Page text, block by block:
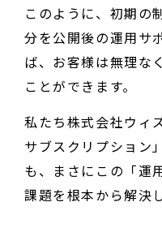
このように、初期の
分を公開後の運用サ
ば、お客様は無理な
ことができます。
私たち株式会社ウィ
サブスクリプション
も、まさにこの「運
課題を根本から解決